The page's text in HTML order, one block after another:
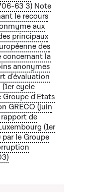
63 3) Note
le recours
aux
principaux
des
concernant la
anonymes
d'évaluation
cycle
Groupe d'Etats
GRECO (juin
de
(1er
le Groupe